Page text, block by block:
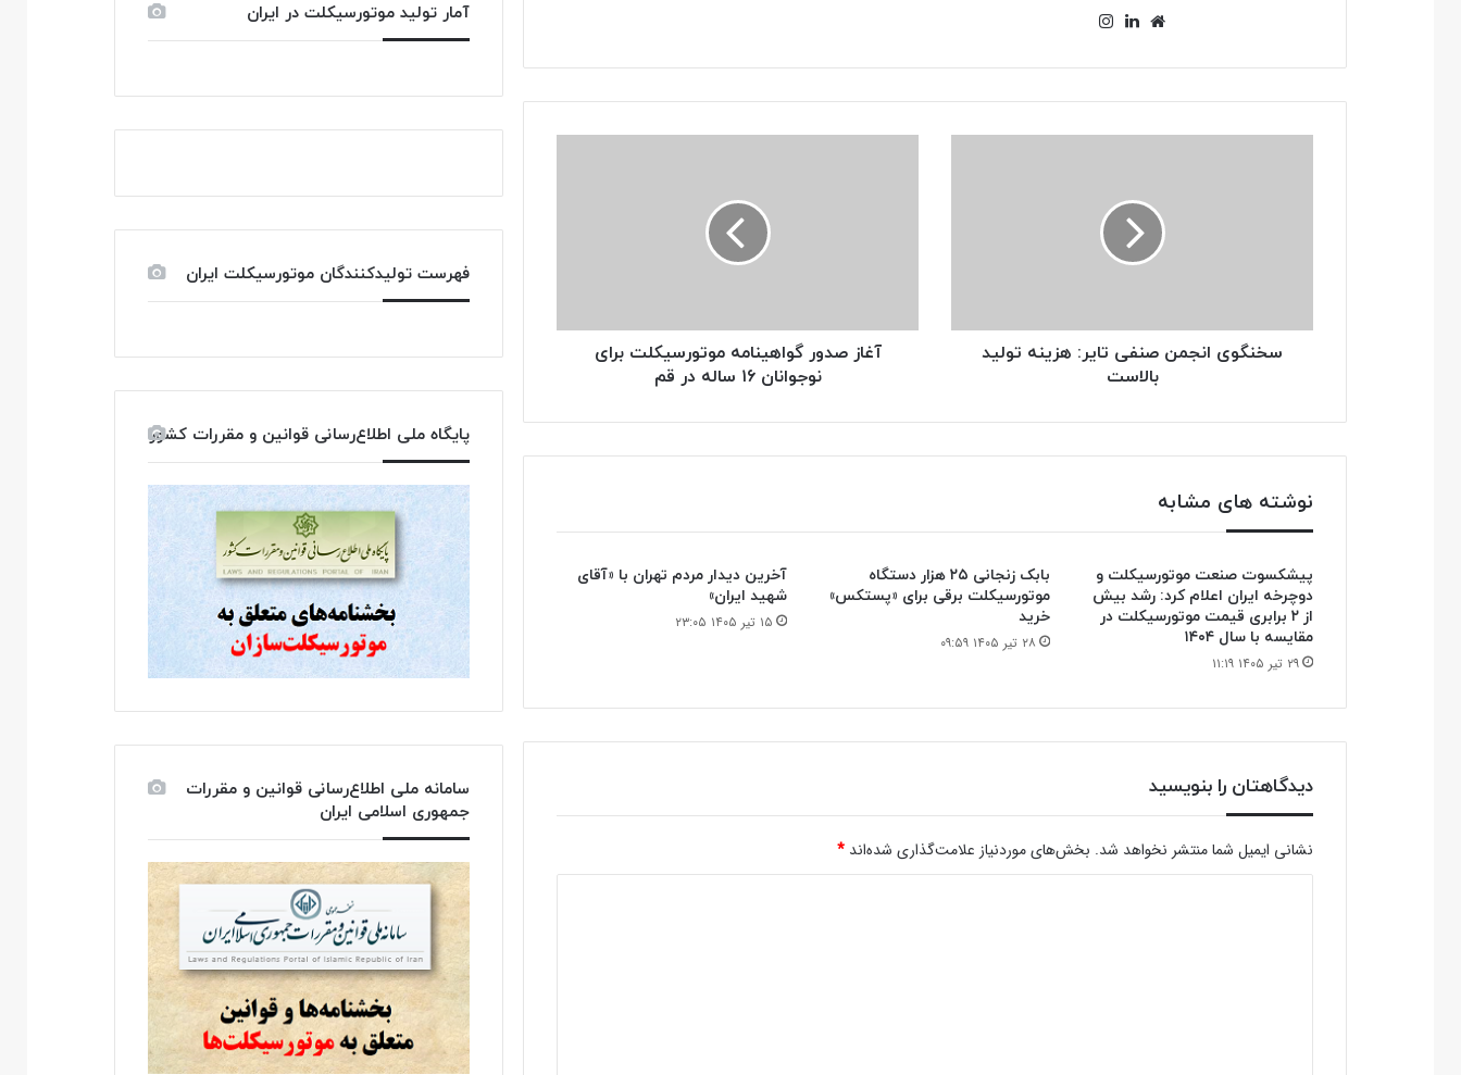
وبسایتلینکدین
سخنگوی انجمن صنفی تایر: هزینه تولید
بالاست
در
آغاز صدور گواهینامه موتورسیکلت برای
نوجوانان ۱۶ ساله در قم
نوشته های مشابه
پیشکسوت صنعت موتورسیکلت و
دوچرخه ایران اعلام کرد: رشد بیش
از ۲ برابری قیمت موتورسیکلت در
مقایسه با سال ۱۴۰۴
۲۹ تیر ۱۴۰۵ ۱۱:۱۹
بابک زنجانی ۲۵ هزار دستگاه
موتورسیکلت برقی برای «پستکس»
خرید
۲۸ تیر ۱۴۰۵ ۰۹:۵۹
آخرین دیدار مردم تهران با «آقای
شهید ایران»
۱۵ تیر ۱۴۰۵ ۲۳:۰۵
دیدگاهتان را بنویسید
نشانی ایمیل شما منتشر نخواهد شد. بخش‌های موردنیاز علامت‌گذاری شده‌اند *
آمار تولید موتورسیکلت در ایران
فهرست تولیدکنندگان موتورسیکلت ایران
پایگاه ملی اطلاع‌رسانی قوانین و مقررات کشور
سامانه ملی اطلاع‌رسانی قوانین و مقررات
جمهوری اسلامی ایران